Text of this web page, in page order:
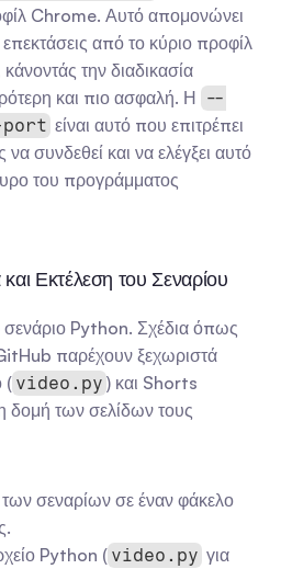
Chrome. Αυτό απομονώνει
από το κύριο προφίλ
την διαδικασία
και πιο ασφαλή. Η --
port είναι αυτό που επιτρέπει
συνδεθεί και να ελέγξει αυτό
του προγράμματος
Εκτέλεση του Σεναρίου
σενάριο Python. Σχέδια όπως
παρέχουν ξεχωριστά
( video.py ) και Shorts
δομή των σελίδων τους
των σεναρίων σε έναν φάκελο
Python ( video.py για